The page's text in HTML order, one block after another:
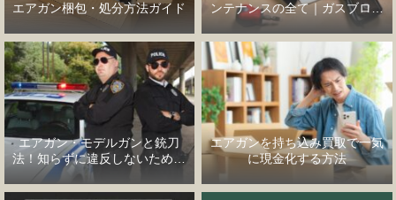
エアガン梱包・処分方法ガイド
ンテナンスの全て｜ガスブロー
バックハンドガン編
エアガン・モデルガンと銃刀
法！知らずに違反しないための
完全ガイド
エアガンを持ち込み買取で一気
に現金化する方法